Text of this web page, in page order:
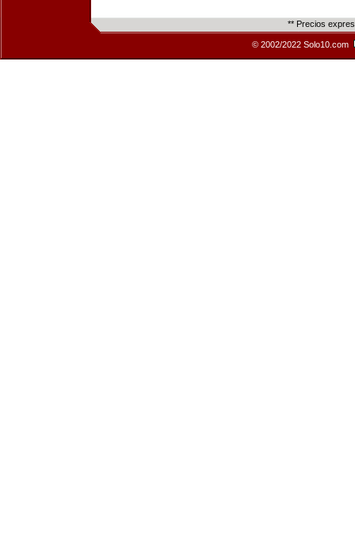
** Precios
© 2002/2022 Solo10.com